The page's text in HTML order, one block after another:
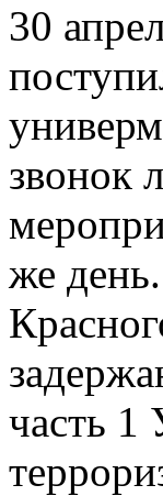
30
звонок
же
часть